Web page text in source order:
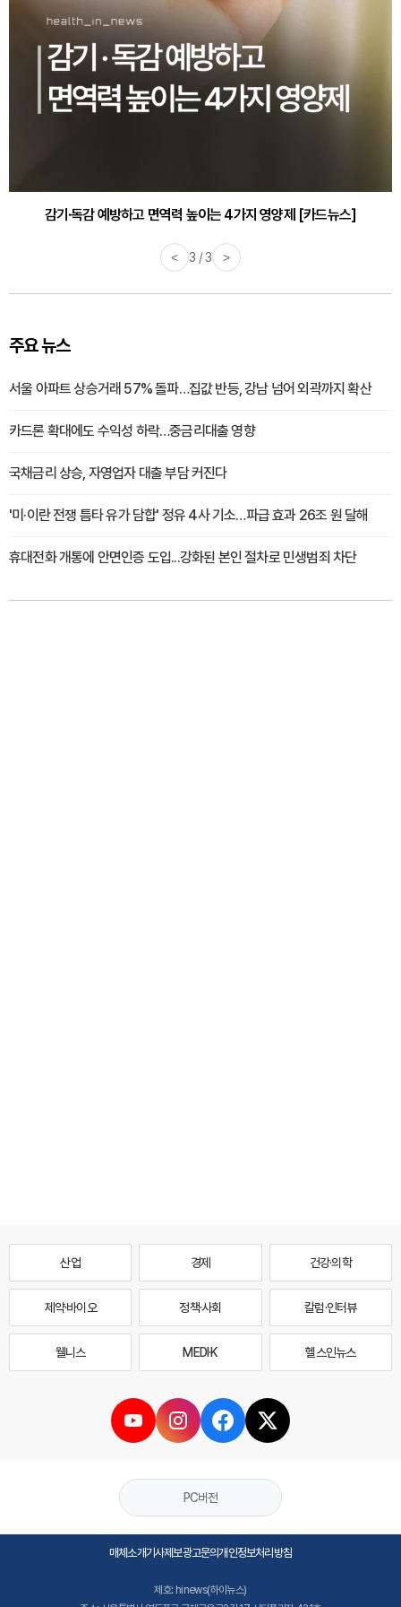
감기·독감 예방하고 면역력 높이는 4가지 영양제 [카드뉴스]
< 3 / 3 >
주요 뉴스
서울 아파트 상승거래 57% 돌파…집값 반등, 강남 넘어 외곽까지 확산
카드론 확대에도 수익성 하락…중금리대출 영향
국채금리 상승, 자영업자 대출 부담 커진다
'미·이란 전쟁 틈타 유가 담합' 정유 4사 기소…파급 효과 26조 원 달해
휴대전화 개통에 안면인증 도입...강화된 본인 절차로 민생범죄 차단
산업 경제 건강·의학
제약·바이오 정책·사회 칼럼·인터뷰
웰니스 MEDI·K 헬스인뉴스
PC버전
매체소개기사제보광고문의개인정보처리방침
제호: hinews(하이뉴스)